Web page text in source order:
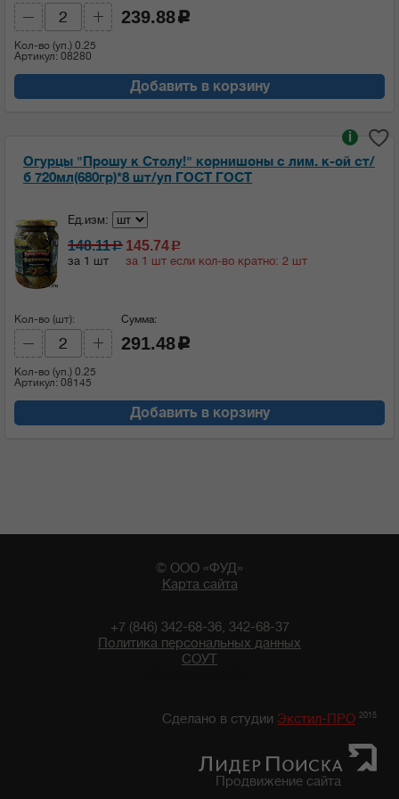
Кол-во (уп.) 0.25
Артикул: 08280
239.88 c
Добавить в корзину
Огурцы "Прошу к Столу!" корнишоны с лим. к-ой ст/
б 720мл(680гр)*8 шт/уп ГОСТ ГОСТ
i
Ед.изм:
148.11c
за 1 шт
145.74c
за 1 шт если кол-во кратно: 2 шт
Кол-во (шт):
Кол-во (уп.) 0.25
Артикул: 08145
Сумма:
291.48 c
Добавить в корзину
© ООО «ФУД»
Карта сайта
+7 (846) 342-68-36, 342-68-37
Политика персональных данных
СОУТ
Сделано в студии Экстил-ПРО 2015
Продвижение сайта